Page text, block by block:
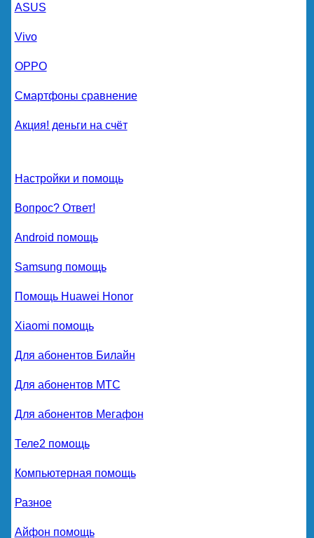
ASUS
Vivo
OPPO
Смартфоны сравнение
Акция! деньги на счёт
Настройки и помощь
Вопрос? Ответ!
Android помощь
Samsung помощь
Помощь Huawei Honor
Xiaomi помощь
Для абонентов Билайн
Для абонентов МТС
Для абонентов Мегафон
Теле2 помощь
Компьютерная помощь
Разное
Айфон помощь